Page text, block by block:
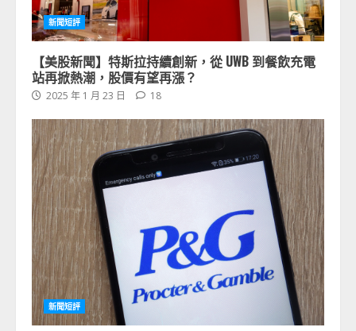
新聞短評
【美股新聞】特斯拉持續創新，從 UWB 到餐飲充電
站再掀熱潮，股價有望再漲？
2025 年 1 月 23 日 18
新聞短評